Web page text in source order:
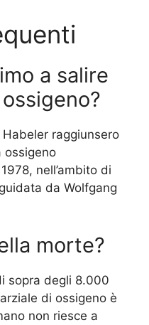
a salire
raggiunsero
ossigeno
nell’ambito di
da Wolfgang
morte?
sopra degli 8.000
di ossigeno è
non riesce a